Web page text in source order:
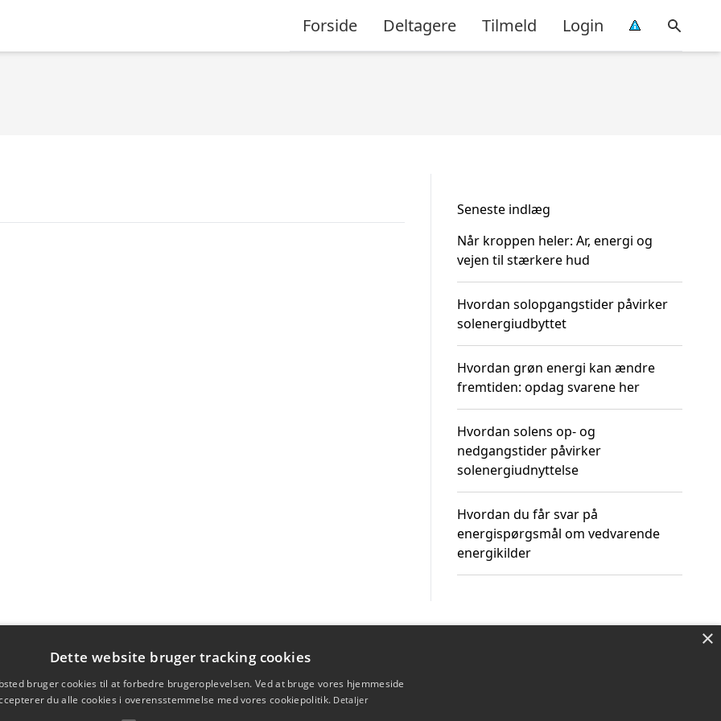
Forside Deltagere Tilmeld Login
Seneste indlæg
Når kroppen heler: Ar, energi og
vejen til stærkere hud
Hvordan solopgangstider påvirker
solenergiudbyttet
Hvordan grøn energi kan ændre
fremtiden: opdag svarene her
Hvordan solens op- og
nedgangstider påvirker
solenergiudnyttelse
Hvordan du får svar på
energispørgsmål om vedvarende
energikilder
×
Dette website bruger tracking cookies
bruger cookies til at forbedre brugeroplevelsen. Ved at bruge vores hjemmeside
du alle cookies i overensstemmelse med vores cookiepolitik. Detaljer